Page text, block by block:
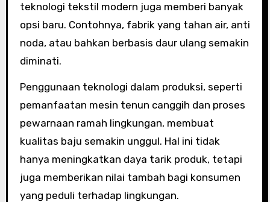
teknologi tekstil modern juga memberi banyak
opsi baru. Contohnya, fabrik yang tahan air, anti
noda, atau bahkan berbasis daur ulang semakin
diminati.
Penggunaan teknologi dalam produksi, seperti
pemanfaatan mesin tenun canggih dan proses
pewarnaan ramah lingkungan, membuat
kualitas baju semakin unggul. Hal ini tidak
hanya meningkatkan daya tarik produk, tetapi
juga memberikan nilai tambah bagi konsumen
yang peduli terhadap lingkungan.